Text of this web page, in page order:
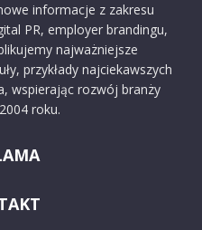
informacje z zakresu
PR, employer brandingu,
najważniejsze
przykłady najciekawszych
wspierając rozwój branży
roku.